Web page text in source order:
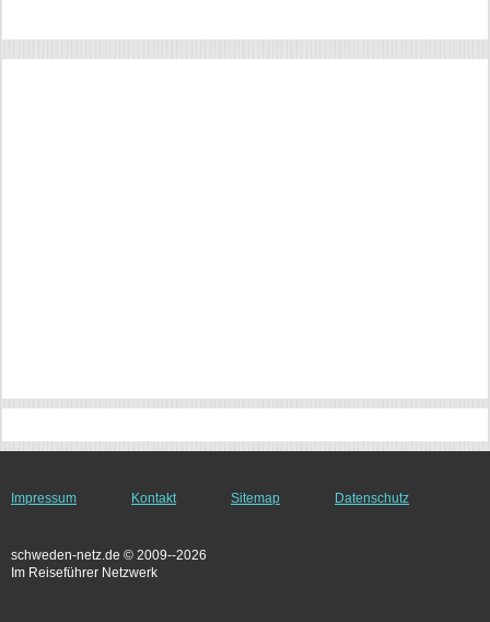
Impressum Kontakt Sitemap Datenschutz
schweden-netz.de © 2009--2026
Im Reiseführer Netzwerk